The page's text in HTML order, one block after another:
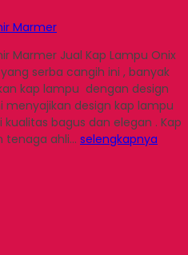
Marmer
Marmer Jual Kap Lampu Onix
serba cangih ini , banyak
kap lampu dengan design
menyajikan design kap lampu
bagus dan elegan . Kap
tenaga ahli… selengkapnya